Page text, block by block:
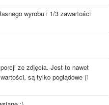
wyrobu i 1/3 zawartości
ze zdjęcia. Jest to nawet
są tylko poglądowe (i